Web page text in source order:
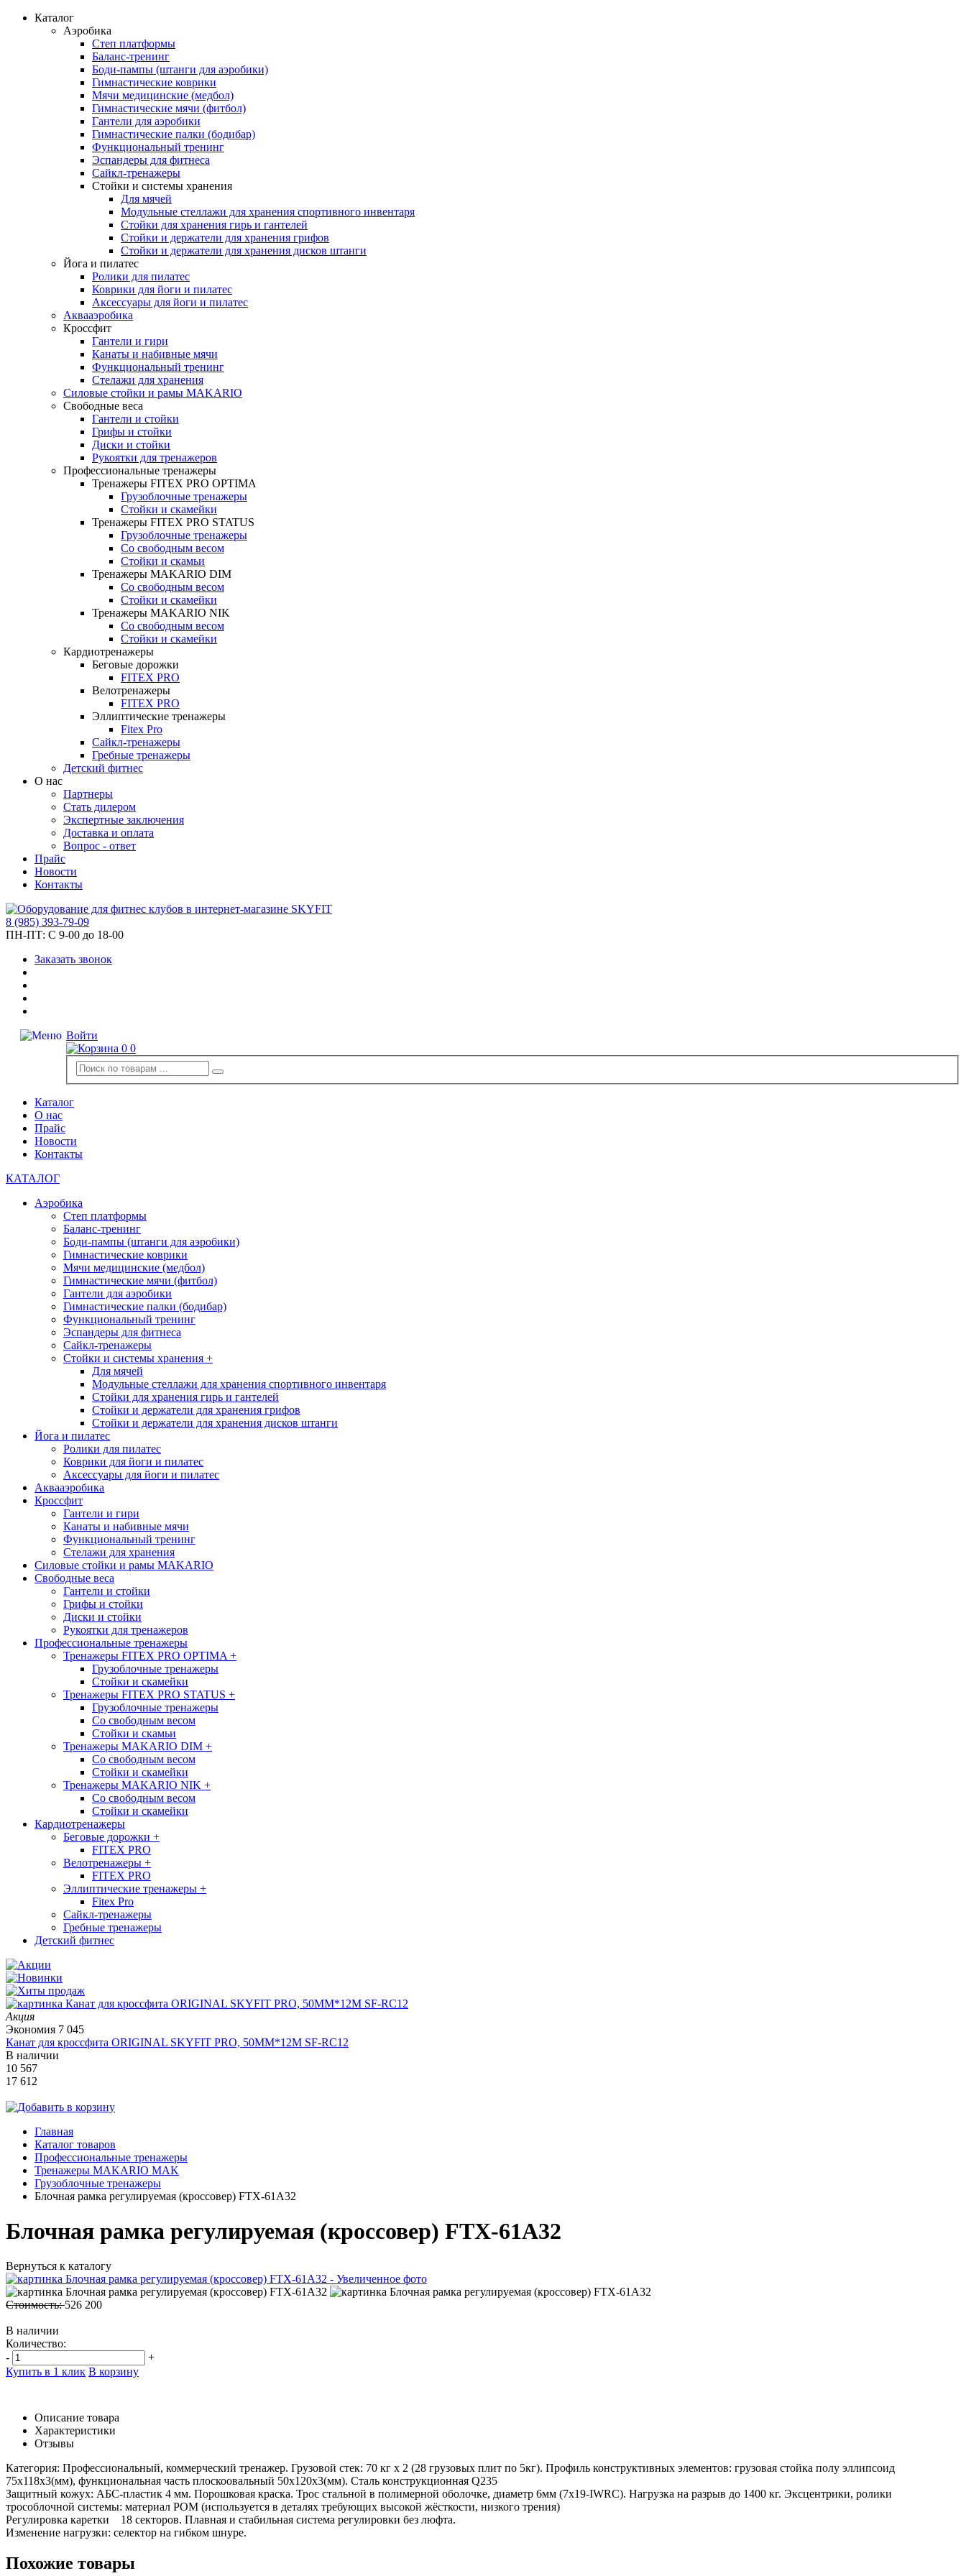
Каталог
Аэробика
Степ платформы
Баланс-тренинг
Боди-пампы (штанги для аэробики)
Гимнастические коврики
Мячи медицинские (медбол)
Гимнастические мячи (фитбол)
Гантели для аэробики
Гимнастические палки (бодибар)
Функциональный тренинг
Эспандеры для фитнеса
Сайкл-тренажеры
Стойки и системы хранения
Для мячей
Модульные стеллажи для хранения спортивного инвентаря
Стойки для хранения гирь и гантелей
Стойки и держатели для хранения грифов
Стойки и держатели для хранения дисков штанги
Йога и пилатес
Ролики для пилатес
Коврики для йоги и пилатес
Аксессуары для йоги и пилатес
Аквааэробика
Кроссфит
Гантели и гири
Канаты и набивные мячи
Функциональный тренинг
Стелажи для хранения
Силовые стойки и рамы MAKARIO
Свободные веса
Гантели и стойки
Грифы и стойки
Диски и стойки
Рукоятки для тренажеров
Профессиональные тренажеры
Тренажеры FITEX PRO OPTIMA
Грузоблочные тренажеры
Стойки и скамейки
Тренажеры FITEX PRO STATUS
Грузоблочные тренажеры
Со свободным весом
Стойки и скамьи
Тренажеры MAKARIO DIM
Со свободным весом
Стойки и скамейки
Тренажеры MAKARIO NIK
Со свободным весом
Стойки и скамейки
Кардиотренажеры
Беговые дорожки
FITEX PRO
Велотренажеры
FITEX PRO
Эллиптические тренажеры
Fitex Pro
Сайкл-тренажеры
Гребные тренажеры
Детский фитнес
О нас
Партнеры
Стать дилером
Экспертные заключения
Доставка и оплата
Вопрос - ответ
Прайс
Новости
Контакты
8 (985) 393-79-09
ПН-ПТ: С 9-00 до 18-00
Заказать звонок
Войти
0 0
Каталог
О нас
Прайс
Новости
Контакты
КАТАЛОГ
Аэробика
Степ платформы
Баланс-тренинг
Боди-пампы (штанги для аэробики)
Гимнастические коврики
Мячи медицинские (медбол)
Гимнастические мячи (фитбол)
Гантели для аэробики
Гимнастические палки (бодибар)
Функциональный тренинг
Эспандеры для фитнеса
Сайкл-тренажеры
Стойки и системы хранения +
Для мячей
Модульные стеллажи для хранения спортивного инвентаря
Стойки для хранения гирь и гантелей
Стойки и держатели для хранения грифов
Стойки и держатели для хранения дисков штанги
Йога и пилатес
Ролики для пилатес
Коврики для йоги и пилатес
Аксессуары для йоги и пилатес
Аквааэробика
Кроссфит
Гантели и гири
Канаты и набивные мячи
Функциональный тренинг
Стелажи для хранения
Силовые стойки и рамы MAKARIO
Свободные веса
Гантели и стойки
Грифы и стойки
Диски и стойки
Рукоятки для тренажеров
Профессиональные тренажеры
Тренажеры FITEX PRO OPTIMA +
Грузоблочные тренажеры
Стойки и скамейки
Тренажеры FITEX PRO STATUS +
Грузоблочные тренажеры
Со свободным весом
Стойки и скамьи
Тренажеры MAKARIO DIM +
Со свободным весом
Стойки и скамейки
Тренажеры MAKARIO NIK +
Со свободным весом
Стойки и скамейки
Кардиотренажеры
Беговые дорожки +
FITEX PRO
Велотренажеры +
FITEX PRO
Эллиптические тренажеры +
Fitex Pro
Сайкл-тренажеры
Гребные тренажеры
Детский фитнес
Акция
Экономия 7 045
Канат для кроссфита ORIGINAL SKYFIT PRO, 50MM*12M SF-RС12
В наличии
10 567
17 612
Главная
Каталог товаров
Профессиональные тренажеры
Тренажеры MAKARIO MAK
Грузоблочные тренажеры
Блочная рамка регулируемая (кроссовер) FTX-61A32
Блочная рамка регулируемая (кроссовер) FTX-61A32
Вернуться к каталогу
Стоимость:526 200
В наличии
Количество:
-
+
Купить в 1 клик В корзину
Описание товара
Характеристики
Отзывы
Категория: Профессиональный, коммерческий тренажер. Грузовой стек: 70 кг х 2 (28 грузовых плит по 5кг). Профиль конструктивных элементов: грузовая стойка полу эллипсоид
75х118х3(мм), функциональная часть плоскоовальный 50х120х3(мм). Сталь конструкционная Q235
Защитный кожух: АБС-пластик 4 мм. Порошковая краска. Трос стальной в полимерной оболочке, диаметр 6мм (7x19-IWRC). Нагрузка на разрыв до 1400 кг. Эксцентрики, ролики
трособлочной системы: материал POM (используется в деталях требующих высокой жёсткости, низкого трения)
Регулировка каретки 18 секторов. Плавная и стабильная система регулировки без люфта.
Изменение нагрузки: селектор на гибком шнуре.
Похожие товары